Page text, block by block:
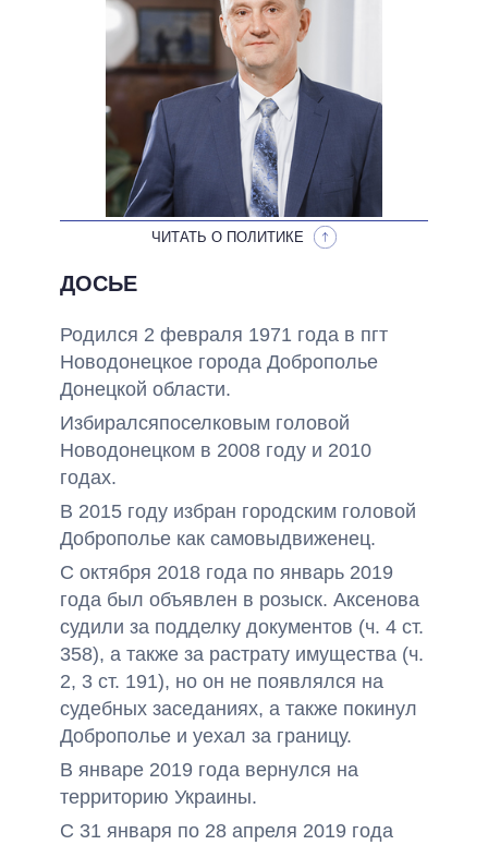
ОБЕЩАНИЯ В ПРОЦЕССЕ
ВСЕ ОБЕЩАНИЯ
АРХИВНЫЕ ОБЕЩАНИЯ
ЧИТАТЬ О ПОЛИТИКЕ
ДОСЬЕ
Родился 2 февраля 1971 года в пгт
Новодонецкое города Доброполье
Донецкой области.
Избиралсяпоселковым головой
Новодонецком в 2008 году и 2010
годах.
В 2015 году избран городским головой
Доброполье как самовыдвиженец.
С октября 2018 года по январь 2019
года был объявлен в розыск. Аксенова
судили за подделку документов (ч. 4 ст.
358), а также за растрату имущества (ч.
2, 3 ст. 191), но он не появлялся на
судебных заседаниях, а также покинул
Доброполье и уехал за границу.
В январе 2019 года вернулся на
территорию Украины.
С 31 января по 28 апреля 2019 года